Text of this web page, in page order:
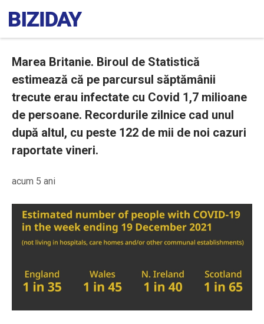
Marea Britanie. Biroul de Statistică
estimează că pe parcursul săptămânii
trecute erau infectate cu Covid 1,7 milioane
de persoane. Recordurile zilnice cad unul
după altul, cu peste 122 de mii de noi cazuri
raportate vineri.
acum 5 ani